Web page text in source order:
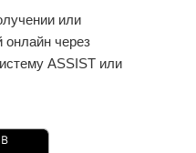
или
онлайн через
ASSIST или